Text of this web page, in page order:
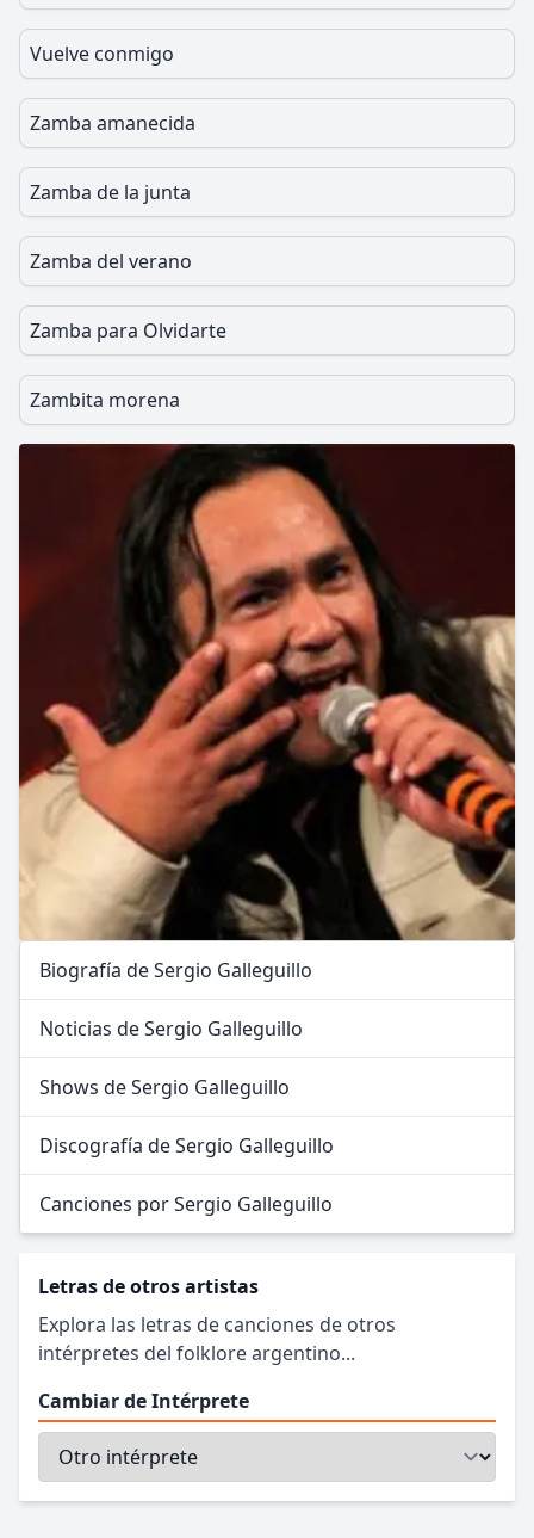
Vuelve conmigo
Zamba amanecida
Zamba de la junta
Zamba del verano
Zamba para Olvidarte
Zambita morena
Biografía de Sergio Galleguillo
Noticias de Sergio Galleguillo
Shows de Sergio Galleguillo
Discografía de Sergio Galleguillo
Canciones por Sergio Galleguillo
Letras de otros artistas
Explora las letras de canciones de otros
intérpretes del folklore argentino...
Cambiar de Intérprete